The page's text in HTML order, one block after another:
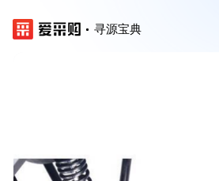
寻源宝典